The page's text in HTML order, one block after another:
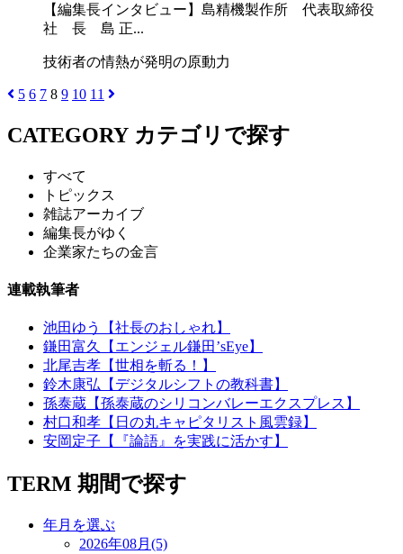
【編集長インタビュー】島精機製作所 代表取締役
社 長 島 正...
技術者の情熱が発明の原動力
5 6 7 8 9 10 11
CATEGORY カテゴリで探す
すべて
トピックス
雑誌アーカイブ
編集長がゆく
企業家たちの金言
連載執筆者
池田ゆう【社長のおしゃれ】
鎌田富久【エンジェル鎌田’sEye】
北尾吉孝【世相を斬る！】
鈴木康弘【デジタルシフトの教科書】
孫泰蔵【孫泰蔵のシリコンバレーエクスプレス】
村口和孝【日の丸キャピタリスト風雲録】
安岡定子【『論語』を実践に活かす】
TERM 期間で探す
年月を選ぶ
2026年08月(5)